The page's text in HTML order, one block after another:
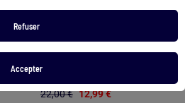
Refuser
Accepter
Taie d'oreiller imprimé 60 x 60 cm - Kiabi Home
22,00 € 12,99 €